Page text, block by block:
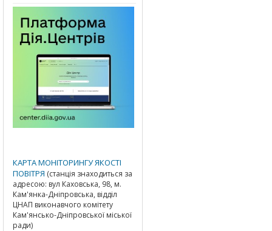
КАРТА МОНІТОРИНГУ ЯКОСТІ
ПОВІТРЯ (станція знаходиться за
адресою: вул Каховська, 98, м.
Кам'янка-Дніпровська, відділ
ЦНАП виконавчого комітету
Кам'янсько-Дніпровської міської
ради)